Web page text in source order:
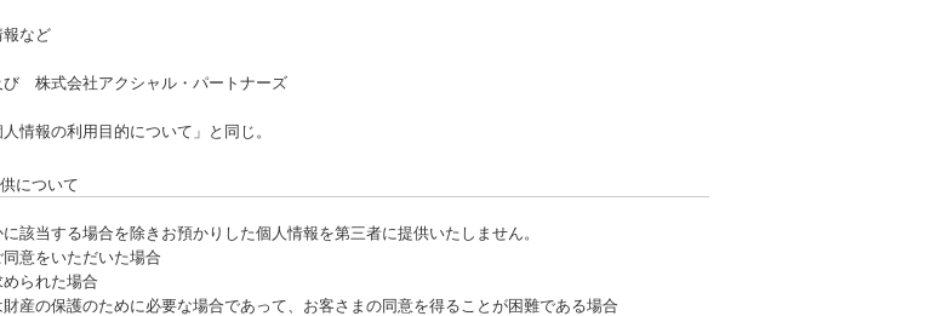
報など
株式会社アクシャル・パートナーズ
情報の利用目的について」と同じ。
について
該当する場合を除きお預かりした個人情報を第三者に提供いたしません。
同意をいただいた場合
められた場合
財産の保護のために必要な場合であって、お客さまの同意を得ることが困難である場合